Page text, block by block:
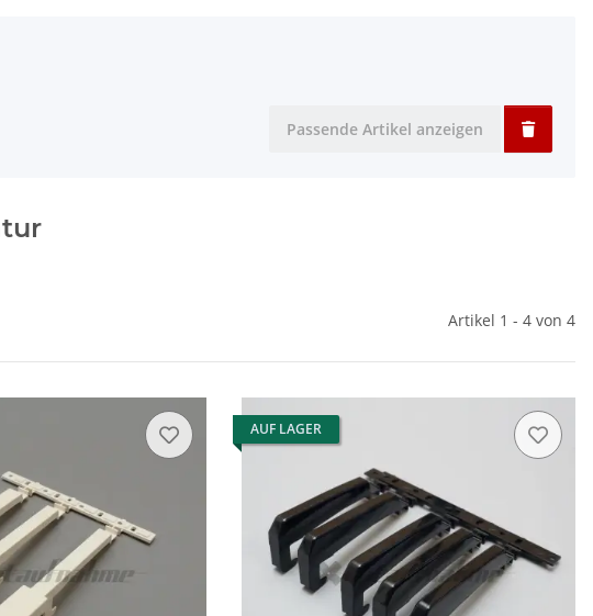
Passende Artikel anzeigen
Artikel 1 - 4 von 4
AUF LAGER